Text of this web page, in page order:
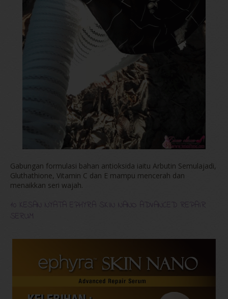
Gabungan formulasi bahan antioksida iaitu Arbutin Semulajadi,
Gluthathione, Vitamin C dan E mampu mencerah dan
menaikkan seri wajah.
10 KESAN NYATA EPHYRA SKIN NANO ADVANCED REPAIR
SERUM